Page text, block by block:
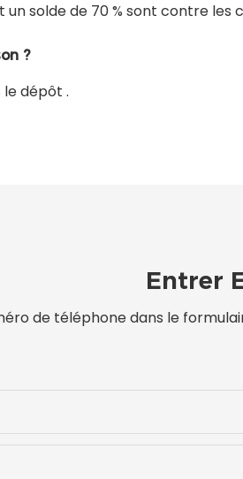
un solde de 70 % sont contre
?
le dépôt .
Entrer
de téléphone dans le